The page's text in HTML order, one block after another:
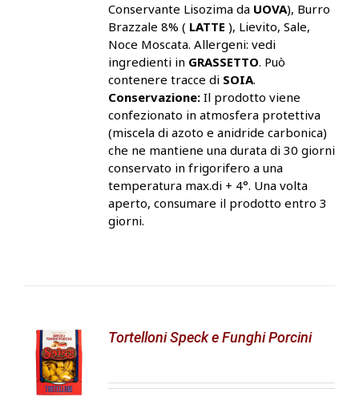
Conservante Lisozima da UOVA), Burro
Brazzale 8% ( LATTE ), Lievito, Sale,
Noce Moscata. Allergeni: vedi
ingredienti in GRASSETTO. Può
contenere tracce di SOIA.
Conservazione:Il prodotto viene
confezionato in atmosfera protettiva
(miscela di azoto e anidride carbonica)
che ne mantiene una durata di 30 giorni
conservato in frigorifero a una
temperatura max.di + 4°. Una volta
aperto, consumare il prodotto entro 3
giorni.
Tortelloni Speck e Funghi Porcini